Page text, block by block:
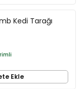
Kedi Tarağı
Ekle